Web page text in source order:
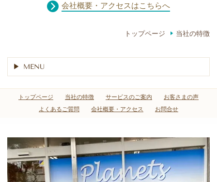
会社概要・アクセスはこちらへ
トップページ 当社の特徴
MENU
トップページ 当社の特徴 サービスのご案内
お客さまの声
よくあるご質問
会社概要・アクセス お問合せ